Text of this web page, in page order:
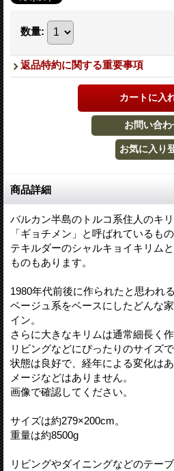
数量:
返品特約に関する重要事項
商品詳細
バルカン半島のトルコ系住人のキ
「ギョチメン」と呼ばれているもの
テキルダーのシャルキョイキリム
ものもあります。
1980年代前後に作られたと思われる
ベージュ系をベースにしたどんな
イン。
さらに大きなキリムは通常細長く
リビングなどにぴったりのサイズで
状態は良好で、経年による変化は
メージなどはありません。
画像で確認してください。
サイズは約279×200cm。
重量は約8500g
リビングやダイニングなどのテー